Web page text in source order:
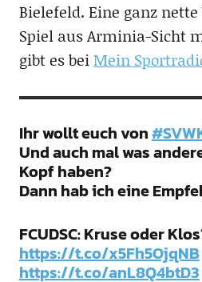
Bielefeld. Eine ganz
Spiel aus Arminia-Sicht
gibt es beiMein
Ihr wollt euch von
Und auch mal was
Kopf haben?
Dann hab ich eine
FCUDSC: Kruse oder
https://t.co/x5Fh5OjqNB
https://t.co/anL8Q4btD3